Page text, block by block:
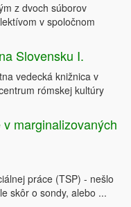
z dvoch súborov
v spoločnom
Slovensku I.
vedecká knižnica v
rómskej kultúry
marginalizovaných
práce (TSP) - nešlo
skôr o sondy, alebo ...